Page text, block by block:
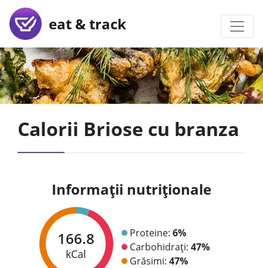
eat & track
Calorii Briose cu branza
Informații nutriționale
166.8
kCal
Proteine: 6%
Carbohidrați: 47%
Grăsimi: 47%